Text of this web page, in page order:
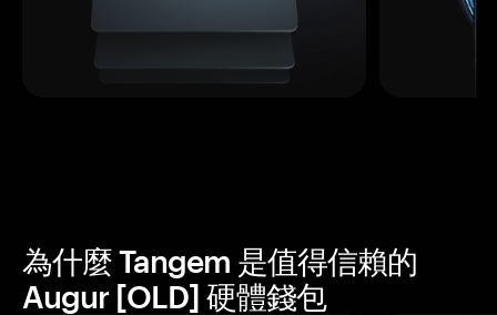
為什麼 Tangem 是值得信賴的
Augur [OLD] 硬體錢包